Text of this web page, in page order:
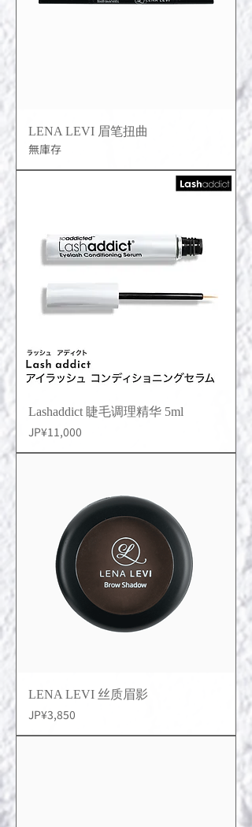
LENA LEVI 眉笔扭曲
無庫存
Lashaddict 睫毛调理精华 5ml
價格
JP¥11,000
LENA LEVI 丝质眉影
價格
JP¥3,850